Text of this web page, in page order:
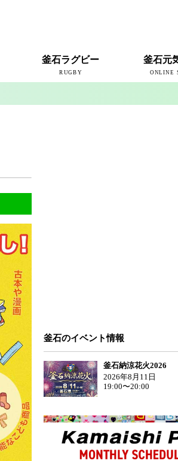
釜石ラグビー
RUGBY
釜石元
ONLINE
釜石のイベント情報
釜石納涼花火2026
2026年8月11日
19:00〜20:00